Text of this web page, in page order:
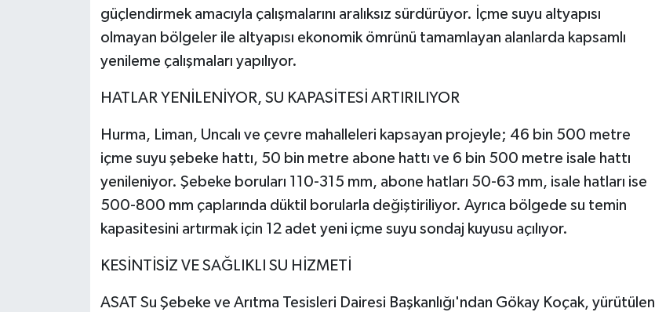
güçlendirmek amacıyla çalışmalarını aralıksız sürdürüyor. İçme suyu altyapısı
olmayan bölgeler ile altyapısı ekonomik ömrünü tamamlayan alanlarda kapsamlı
yenileme çalışmaları yapılıyor.
HATLAR YENİLENİYOR, SU KAPASİTESİ ARTIRILIYOR
Hurma, Liman, Uncalı ve çevre mahalleleri kapsayan projeyle; 46 bin 500 metre
içme suyu şebeke hattı, 50 bin metre abone hattı ve 6 bin 500 metre isale hattı
yenileniyor. Şebeke boruları 110-315 mm, abone hatları 50-63 mm, isale hatları ise
500-800 mm çaplarında düktil borularla değiştiriliyor. Ayrıca bölgede su temin
kapasitesini artırmak için 12 adet yeni içme suyu sondaj kuyusu açılıyor.
KESİNTİSİZ VE SAĞLIKLI SU HİZMETİ
ASAT Su Şebeke ve Arıtma Tesisleri Dairesi Başkanlığı'ndan Gökay Koçak, yürütülen